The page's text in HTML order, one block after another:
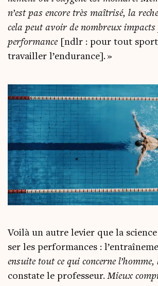
n’est pas encore très maî­tri­sé, la
cela peut avoir de nom­breux
per­for­mance [ndlr : pour tout sport
tra­vailler l’endurance]. »
Voi­là un autre levier que la
ser les per­for­mances :
ensuite tout ce qui concerne l’homme,
constate le pro­fes­seur.Mieux